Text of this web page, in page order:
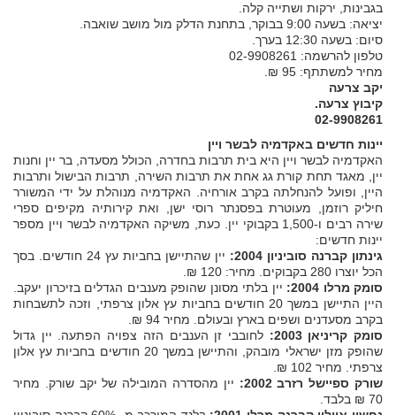
בגבינות, ירקות ושתייה קלה.
יציאה: בשעה 9:00 בבוקר, בתחנת הדלק מול מושב שואבה.
סיום: בשעה 12:30 בערך.
טלפון להרשמה: 02-9908261
מחיר למשתתף: 95 ₪.
יקב צרעה
קיבוץ צרעה.
02-9908261
יינות חדשים באקדמיה לבשר ויין
האקדמיה לבשר ויין היא בית תרבות בחדרה, הכולל מסעדה, בר יין וחנות
יין, מאגד תחת קורת גג אחת את תרבות השירה, תרבות הבישול ותרבות
היין, ופועל להנחלתה בקרב אורחיה. האקדמיה מנוהלת על ידי המשורר
חיליק רוזמן, מעוטרת בפסנתר רוסי ישן, ואת קירותיה מקיפים ספרי
שירה רבים ו-1,500 בקבוקי יין. כעת, משיקה האקדמיה לבשר ויין מספר
יינות חדשים:
גינתון קברנה סוביניון 2004:
יין שהתיישן בחביות עץ 24 חודשים. בסך
הכל יוצרו 280 בקבוקים. מחיר: 120 ₪.
סומק מרלו 2004:
יין בלתי מסונן שהופק מענבים הגדלים בזיכרון יעקב.
היין התיישן במשך 20 חודשים בחביות עץ אלון צרפתי, וזכה לתשבחות
בקרב מסעדנים ושפים בארץ ובעולם. מחיר 94 ₪.
סומק קריניאן 2003:
לחובבי זן הענבים הזה צפויה הפתעה. יין גדול
שהופק מזן ישראלי מובהק, והתיישן במשך 20 חודשים בחביות עץ אלון
צרפתי. מחיר 102 ₪.
שורק ספיישל רזרב 2002:
יין מהסדרה המובילה של יקב שורק. מחיר
70 ₪ בלבד.